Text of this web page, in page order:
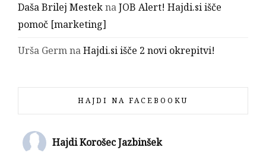
Daša Brilej MesteknaJOB Alert! Hajdi.si išče
pomoč [marketing]
Urša GermnaHajdi.si išče 2 novi okrepitvi!
HAJDI NA FACEBOOKU
Hajdi Korošec Jazbinšek